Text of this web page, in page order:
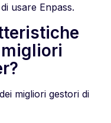
usare Enpass.
migliori gestori di